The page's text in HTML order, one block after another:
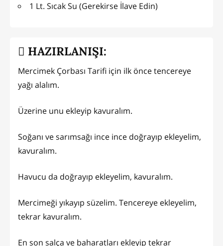
1 Lt. Sıcak Su (Gerekirse İlave Edin)
HAZIRLANIŞI:
Mercimek Çorbası Tarifi için ilk önce tencereye
yağı alalım.
Üzerine unu ekleyip kavuralım.
Soğanı ve sarımsağı ince ince doğrayıp ekleyelim,
kavuralım.
Havucu da doğrayıp ekleyelim, kavuralım.
Mercimeği yıkayıp süzelim. Tencereye ekleyelim,
tekrar kavuralım.
En son salça ve baharatları ekleyip tekrar